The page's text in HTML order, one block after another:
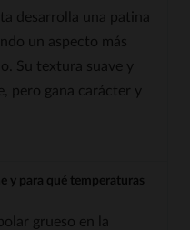
desarrolla una patina
un aspecto más
Su textura suave y
pero gana carácter y
y para qué temperaturas
grueso en la